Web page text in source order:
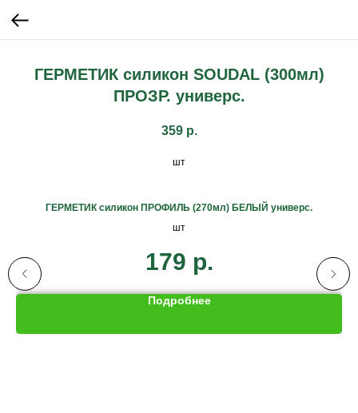
ГЕРМЕТИК силикон SOUDAL (300мл)
ПРОЗР. универс.
359 р.
шт
ГЕРМЕТИК силикон ПРОФИЛЬ (270мл) БЕЛЫЙ универс.
шт
179 р.
Подробнее